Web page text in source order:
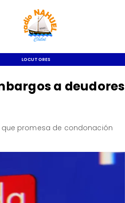
LOCUTORES
a deudores
que promesa de condonación